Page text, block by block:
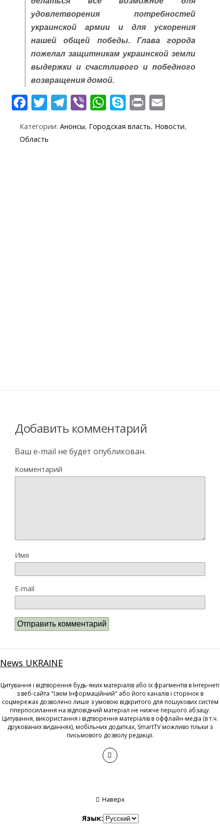
удовлетворения потребностей
украинской армии и для ускорения
нашей общей победы. Глава города
пожелал защитникам украинской земли
выдержки и счастливого и победного
возвращения домой.
F
e
T
itt
T
e
Vi
er
W
at
S
y
Pr
t ai
Категории: Анонсы, Городская власть, Новости,
Область
Добавить комментарий
Ваш e-mail не будет опубликован.
Комментарий
Имя
E-mail
News UKRAINE
Цитування і відтворення будь-яких матеріалів або їх фрагментів в Інтернеті
з веб-сайта "Ізюм Інформаційний" або його каналів і сторінок в
соцмережах дозволено лише з умовою відкритого для пошукових систем
гіперпосилання на відповідний матеріал не нижче першого абзацу.
Цитування, використання і відтворення матеріалів в оффлайн-медіа (в т.ч.
друкованих виданнях), мобільних додатках, SmartTV можливо тільки з
письмового дозволу редакції.
Наверх
Язык: